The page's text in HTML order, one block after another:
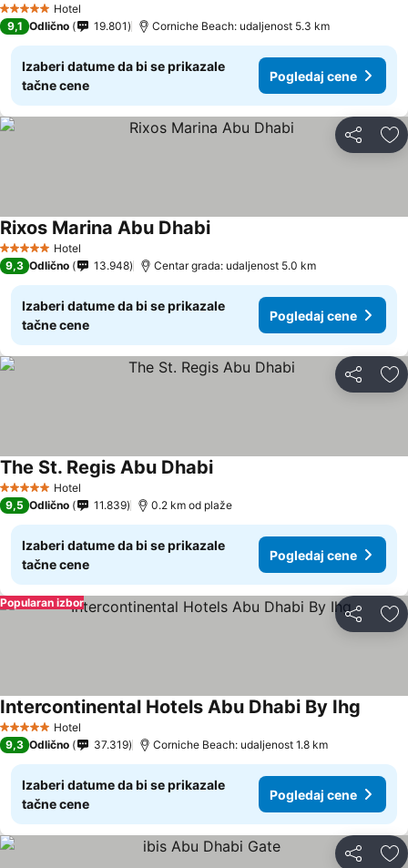
5 ZvezdiceHotel
9,1 Odlično 19.801 Corniche Beach: udaljenost 5.3 km
Izaberi datume da bi se prikazale
tačne cene
Pogledaj cene
Deli
5 ZvezdiceHotel
Rixos Marina Abu DhabiPogledaj cene
9,3 Odlično 13.948 Centar grada: udaljenost 5.0 km
Izaberi datume da bi se prikazale
tačne cene
Pogledaj cene
Deli
5 ZvezdiceHotel
The St. Regis Abu DhabiPogledaj cene
9,5 Odlično 11.839 0.2 km od plaže
Izaberi datume da bi se prikazale
tačne cene
Pogledaj cene
Deli
Popularan izbor
5 ZvezdiceHotel
Intercontinental Hotels Abu Dhabi By Ihg
9,3 Odlično 37.319 Corniche Beach: udaljenost 1.8 km
Izaberi datume da bi se prikazale
tačne cene
Pogledaj cene
Deli